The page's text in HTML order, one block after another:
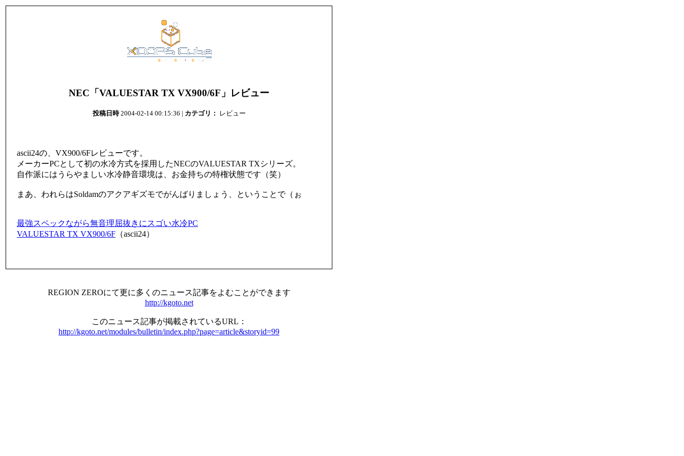
NEC「VALUESTAR TX VX900/6F」レビュー
投稿日時2004-02-14 00:15:36 | カテゴリ： レビュー
ascii24の、VX900/6Fレビューです。
メーカーPCとして初の水冷方式を採用したNECのVALUESTAR TXシリーズ。
自作派にはうらやましい水冷静音環境は、お金持ちの特権状態です（笑）
まあ、われらはSoldamのアクアギズモでがんばりましょう、ということで（ぉ
最強スペックながら無音理屈抜きにスゴい水冷PC
VALUESTAR TX VX900/6F （ascii24）
REGION ZEROにて更に多くのニュース記事をよむことができます
http://kgoto.net
このニュース記事が掲載されているURL：
http://kgoto.net/modules/bulletin/index.php?page=article&storyid=99